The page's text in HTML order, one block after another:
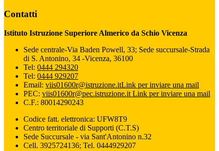
Contatti
Istituto Istruzione Superiore Almerico da Schio Vicenza
Sede centrale-Via Baden Powell, 33; Sede succursale-Strada
di S. Antonino, 34 -Vicenza, 36100
Tel: 0444 294320
Tel: 0444 929207
Email: viis01600r@istruzione.itLink per inviare una mail
PEC: viis01600r@pec.istruzione.it Link per inviare una mail
C.F.: 80014290243
Codice fatt. elettronica: UFW8T9
Centro territoriale di Supporti (C.T.S)
Sede Succursale - via Sant'Antonino n.32
Cell. 3925724136; Tel. 0444929207